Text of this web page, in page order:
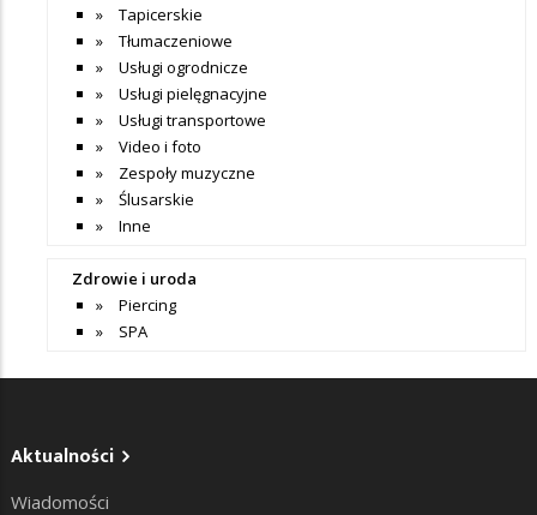
Tapicerskie
Tłumaczeniowe
Usługi ogrodnicze
Usługi pielęgnacyjne
Usługi transportowe
Video i foto
Zespoły muzyczne
Ślusarskie
Inne
Zdrowie i uroda
Piercing
SPA
Aktualności
Wiadomości